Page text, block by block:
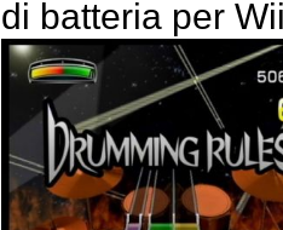
di batteria per Wii